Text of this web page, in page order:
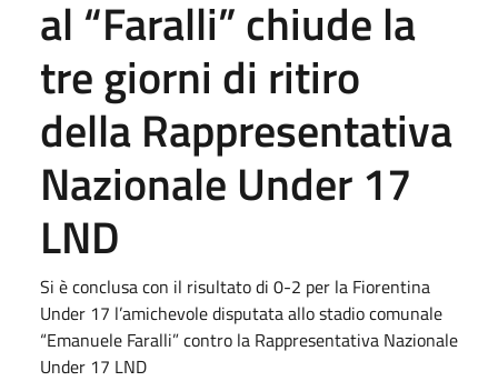
al “Faralli” chiude la
tre giorni di ritiro
della Rappresentativa
Nazionale Under 17
LND
Si è conclusa con il risultato di 0-2 per la Fiorentina
Under 17 l’amichevole disputata allo stadio comunale
“Emanuele Faralli” contro la Rappresentativa Nazionale
Under 17 LND